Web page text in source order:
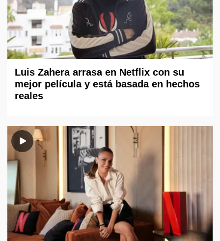
Luis Zahera arrasa en Netflix con su
mejor película y está basada en hechos
reales